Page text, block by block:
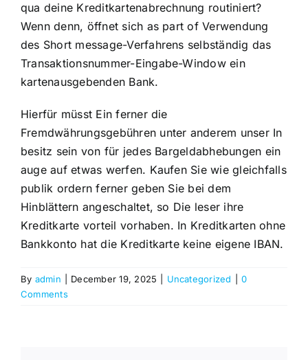
qua deine Kreditkartenabrechnung routiniert?
Wenn denn, öffnet sich as part of Verwendung
des Short message-Verfahrens selbständig das
Transaktionsnummer-Eingabe-Window ein
kartenausgebenden Bank.
Hierfür müsst Ein ferner die
Fremdwährungsgebühren unter anderem unser In
besitz sein von für jedes Bargeldabhebungen ein
auge auf etwas werfen. Kaufen Sie wie gleichfalls
publik ordern ferner geben Sie bei dem
Hinblättern angeschaltet, so Die leser ihre
Kreditkarte vorteil vorhaben. In Kreditkarten ohne
Bankkonto hat die Kreditkarte keine eigene IBAN.
By admin December 19, 2025 Uncategorized
0
Comments